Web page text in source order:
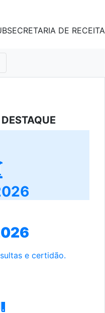
DE RECEITA
e certidão.